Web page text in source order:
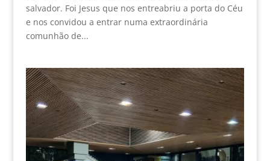
salvador. Foi Jesus que nos entreabriu a porta do Céu
e nos convidou a entrar numa extraordinária
comunhão de...